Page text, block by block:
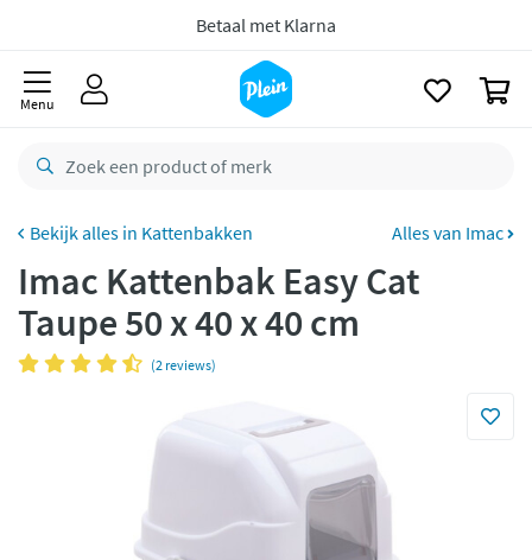
Gratisretourneren
8,8/10
CO2 neutraal
Betaal met Klarna
Menu
Kattenbakken Alles van Imac
Imac Kattenbak Easy Cat
Taupe 50 x 40 x 40 cm
(2 reviews)